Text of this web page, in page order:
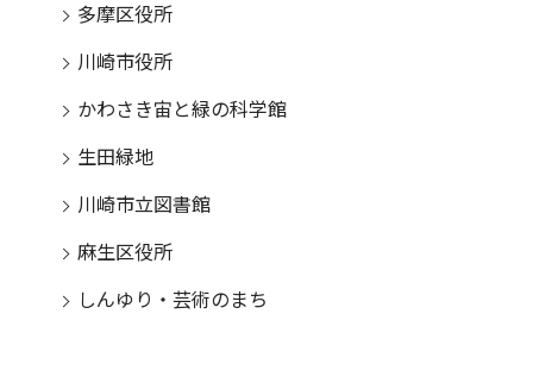
多摩区役所
川崎市役所
かわさき宙と緑の科学館
生田緑地
川崎市立図書館
麻生区役所
しんゆり・芸術のまち